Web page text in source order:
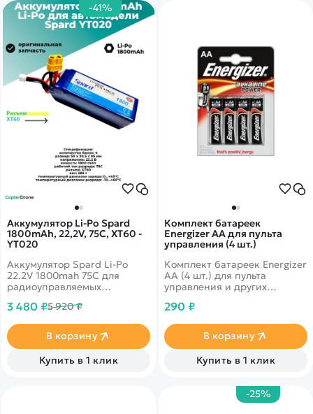
-41%
Аккумулятор Li-Po Spard
1800mAh, 22,2V, 75C, XT60 -
YT020
Аккумулятор Spard Li-Po
22.2V 1800mah 75C для
радиоуправляемых
3 480 ₽5 920 ₽
В корзину
Купить в 1 клик
Комплект батареек
Energizer АА для пульта
управления (4 шт.)
Комплект батареек Energizer
АА (4 шт.) для пульта
управления и других
290 ₽
В корзину
Купить в 1 клик
-25%